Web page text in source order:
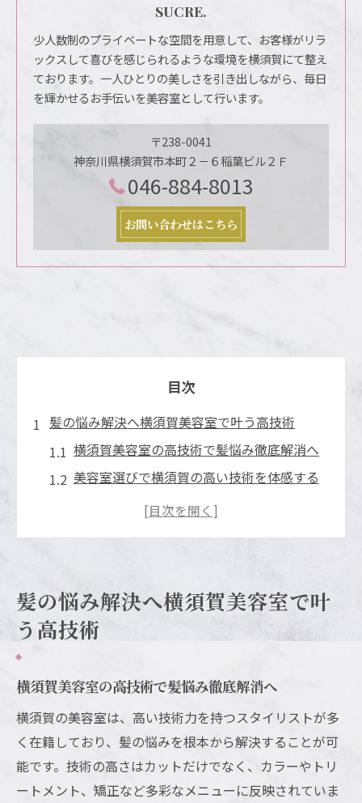
SUCRE.
少人数制のプライベートな空間を用意して、お客様がリラ
ックスして喜びを感じられるような環境を横須賀にて整え
ております。一人ひとりの美しさを引き出しながら、毎日
を輝かせるお手伝いを美容室として行います。
〒238-0041
神奈川県横須賀市本町２－６稲葉ビル２Ｆ
046-884-8013
お問い合わせはこちら
目次
髪の悩み解決へ横須賀美容室で叶う高技術
横須賀美容室の高技術で髪悩み徹底解消へ
美容室選びで横須賀の高い技術を体感する
横須賀の美容室がもたらす美髪効果と技術
髪質別に最適な横須賀美容室の技術アプロ
ーチ
び方
横須賀で理想の美容室を見つけるコツ
高技術の横須賀美容室が叶える理想ヘア
横須賀美容室選びは技術とカウンセリング
で
髪の悩み解決へ横須賀美容室で叶
う高技術
横須賀美容室の高技術で髪悩み徹底解消へ
横須賀の美容室は、高い技術力を持つスタイリストが多
く在籍しており、髪の悩みを根本から解決することが可
能です。技術の高さはカットだけでなく、カラーやトリ
ートメント、矯正など多彩なメニューに反映されていま